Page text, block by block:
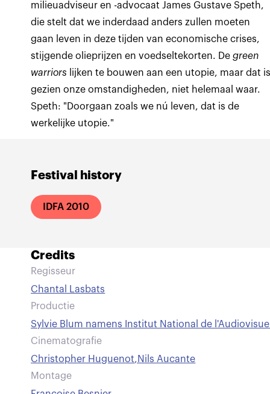
Festival history
IDFA 2010
milieuadviseur en -advocaat James Gustave Speth,
die stelt dat we inderdaad anders zullen moeten
gaan leven in deze tijden van economische crises,
stijgende olieprijzen en voedseltekorten. Degreen
warriors
lijken te bouwen aan een utopie, maar dat
gezien onze omstandigheden, niet helemaal waar.
Speth: "Doorgaan zoals we nú leven, dat is de
werkelijke utopie."
Credits
Regisseur
Chantal Lasbats
Productie
Sylvie Blum namens Institut National de
Cinematografie
Christopher Huguenot,Nils Aucante
Montage